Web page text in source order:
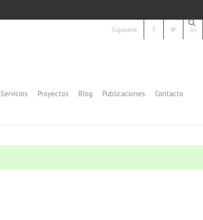
Sígueme
Servicios Proyectos Blog Publicaciones Contacto